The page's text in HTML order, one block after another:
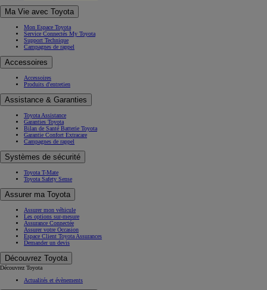
Ma Vie avec Toyota
Mon Espace Toyota
Service Connectés My Toyota
Support Technique
Campagnes de rappel
Accessoires
Accessoires
Produits d'entretien
Assistance & Garanties
Toyota Assistance
Garanties Toyota
Bilan de Santé Batterie Toyota
Garantie Confort Extracare
Campagnes de rappel
Systèmes de sécurité
Toyota T-Mate
Toyota Safety Sense
Assurer ma Toyota
Assurer mon véhicule
Les options sur-mesure
Assurance Connectée
Assurer votre Occasion
Espace Client Toyota Assurances
Demander un devis
Découvrez Toyota
Découvrez Toyota
Actualités et évènements